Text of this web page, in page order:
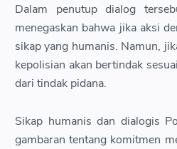
Dalam penutup dialog
menegaskan bahwa jika aksi
sikap yang humanis. Namun,
kepolisian akan bertindak
dari tindak pidana.
Sikap humanis dan dialogis
gambaran tentang komitmen